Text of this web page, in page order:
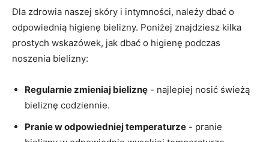
Dla zdrowia naszej skóry ⁢i‍ intymności, należy dbać o
⁤odpowiednią higienę bielizny.‍ Poniżej znajdziesz ⁣kilka
prostych ‌wskazówek, jak ⁢dbać o higienę podczas
noszenia bielizny:
Regularnie zmieniaj⁢ bieliznę ‍- najlepiej nosić‍ świeżą​
bieliznę codziennie.
Pranie w ‌odpowiedniej ⁢temperaturze ‌- pranie